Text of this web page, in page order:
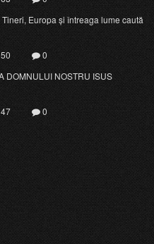
Europa și întreaga lume caută
0
DOMNULUI NOSTRU ISUS
0